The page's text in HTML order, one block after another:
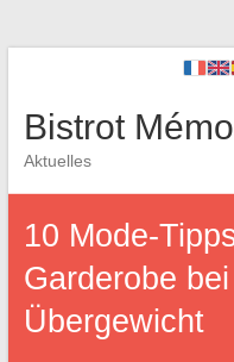
Bistrot
Aktuelles
10 Mode-
Garderobe
Übergewicht